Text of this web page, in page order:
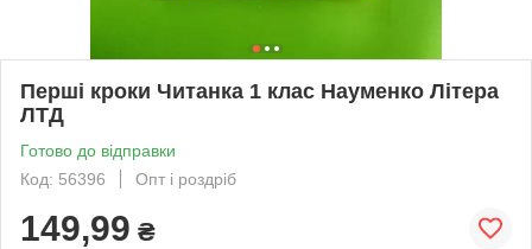
Перші кроки Читанка 1 клас Науменко Літера
ЛТД
Готово до відправки
Код: 56396
Опт і роздріб
149,99 ₴